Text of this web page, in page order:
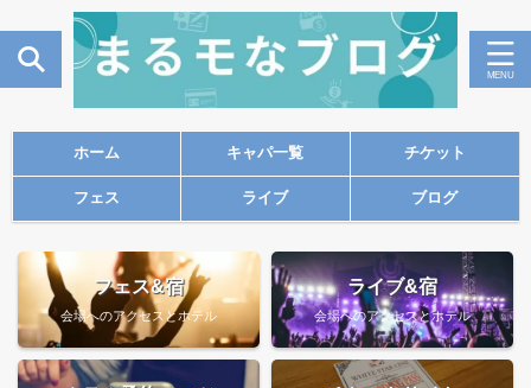
ホーム キャパ一覧 チケット
フェス ライブ ブログ
フェス&宿
会場へのアクセスとホテル
ライブ&宿
会場へのアクセスとホテル